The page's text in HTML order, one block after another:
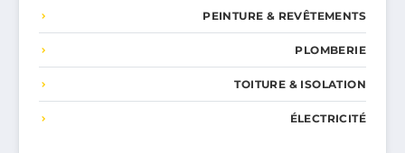
PEINTURE & REVÊTEMENTS
PLOMBERIE
TOITURE & ISOLATION
ÉLECTRICITÉ